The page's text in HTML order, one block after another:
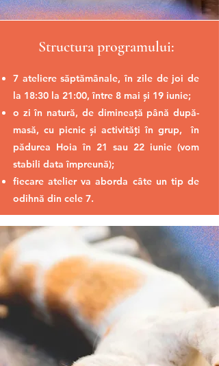
Structura programului:
7 ateliere săptămânale, în zile de joi de
la 18:30 la 21:00, între 8 mai și 19 iunie;
o zi în natură, de dimineață până după-
masă, cu picnic și activități în grup, în
pădurea Hoia în 21 sau 22 iunie (vom
stabili data împreună);
fiecare atelier va aborda câte un tip de
odihnă din cele 7.